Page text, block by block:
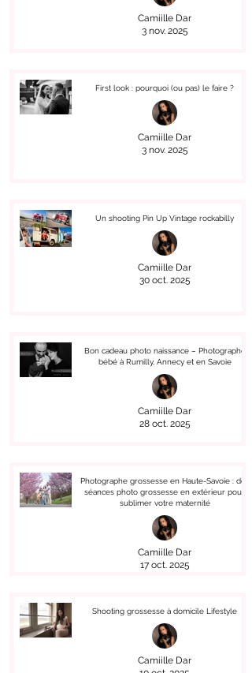
Camiille Dar
3 nov. 2025
First look : pourquoi (ou pas) le faire ?
Camiille Dar
3 nov. 2025
Un shooting Pin Up Vintage rockabilly
Camiille Dar
30 oct. 2025
Bon cadeau photo naissance – Photographe
bébé à Rumilly, Annecy et en Savoie
Camiille Dar
28 oct. 2025
Photographe grossesse en Haute-Savoie : des
séances photo grossesse en extérieur pour
sublimer votre maternité
Camiille Dar
17 oct. 2025
Shooting grossesse à domicile Lifestyle
Camiille Dar